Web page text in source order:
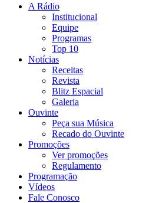
A Rádio
Institucional
Equipe
Programas
Top 10
Notícias
Receitas
Revista
Blitz Espacial
Galeria
Ouvinte
Peça sua Música
Recado do Ouvinte
Promoções
Ver promoções
Regulamento
Programação
Vídeos
Fale Conosco